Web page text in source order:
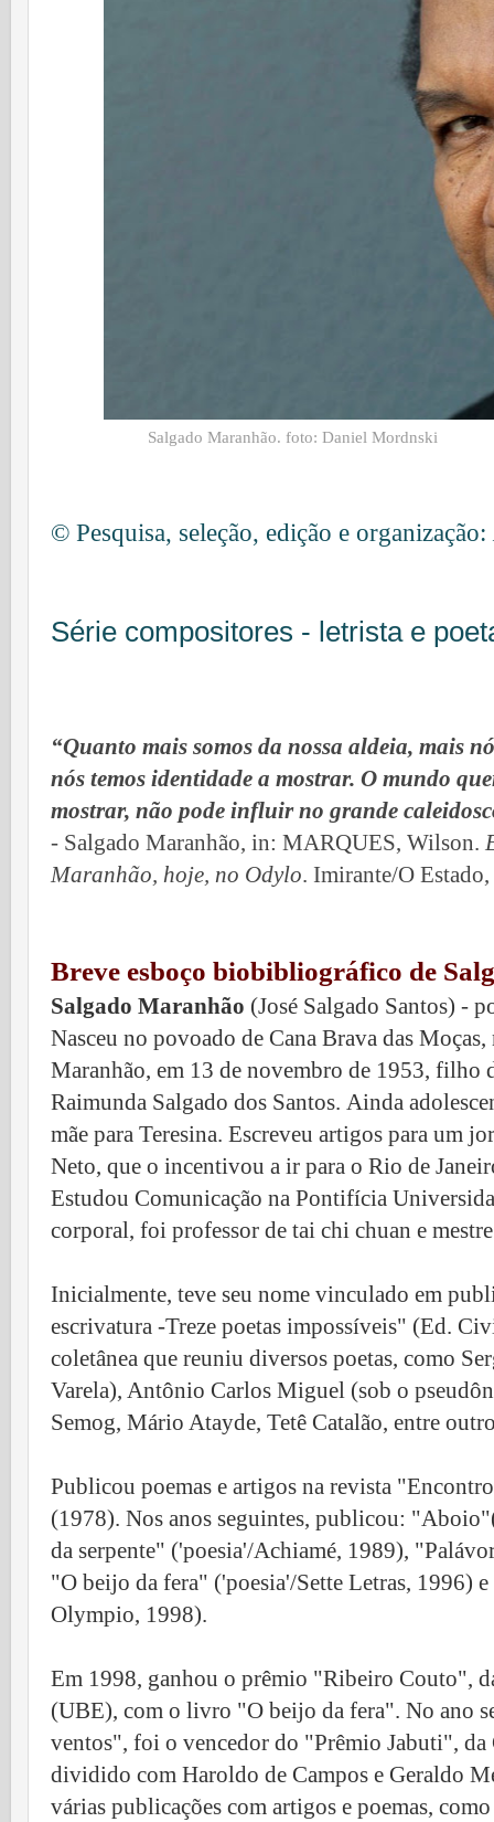
Salgado Maranhão. foto: Daniel Mordnski
© Pesquisa, seleção, edição e organização:
Série compositores - letrista e
“Quanto mais somos da nossa aldeia, mais
nós temos identidade a mostrar. O mundo
mostrar, não pode influir no grande
- Salgado Maranhão, in: MARQUES, Wilson.
Maranhão, hoje, no Odylo. Imirante/O
Breve esboço biobibliográfico de
Salgado Maranhão (José Salgado Santos) -
Nasceu no povoado de Cana Brava das
Maranhão, em 13 de novembro de 1953, filho
Raimunda Salgado dos Santos. Ainda
mãe para Teresina. Escreveu artigos para um
Neto, que o incentivou a ir para o Rio de
Estudou Comunicação na Pontifícia
corporal, foi professor de tai chi chuan e
Inicialmente, teve seu nome vinculado em
escrivatura -Treze poetas impossíveis" (Ed.
coletânea que reuniu diversos poetas, como
Varela), Antônio Carlos Miguel (sob o
Semog, Mário Atayde, Tetê Catalão, entre
Publicou poemas e artigos na revista
(1978). Nos anos seguintes, publicou:
da serpente" ('poesia'/Achiamé, 1989),
"O beijo da fera" ('poesia'/Sette Letras, 1996)
Olympio, 1998).
Em 1998, ganhou o prêmio "Ribeiro Couto",
(UBE), com o livro "O beijo da fera". No ano
ventos", foi o vencedor do "Prêmio Jabuti",
dividido com Haroldo de Campos e Geraldo
várias publicações com artigos e poemas,